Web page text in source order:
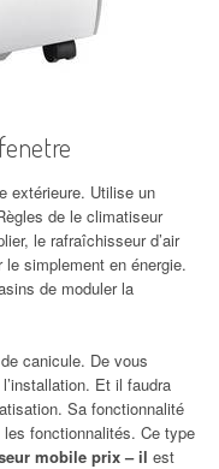
extérieure. Utilise un
de le climatiseur
le rafraîchisseur d’air
simplement en énergie.
de moduler la
canicule. De vous
Et il faudra
Sa fonctionnalité
fonctionnalités. Ce type
mobile prix – il est